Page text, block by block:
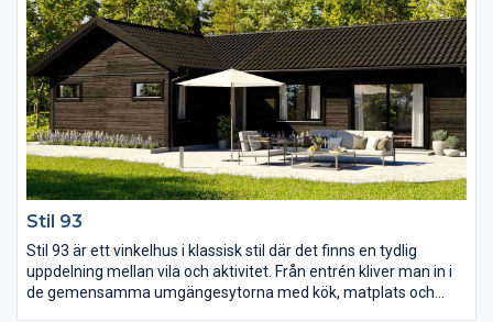
Stil 93
Stil 93 är ett vinkelhus i klassisk stil där det finns en tydlig
uppdelning mellan vila och aktivitet. Från entrén kliver man in i
de gemensamma umgängesytorna med kök, matplats och